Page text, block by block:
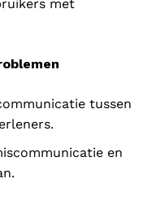
met
tussen
en